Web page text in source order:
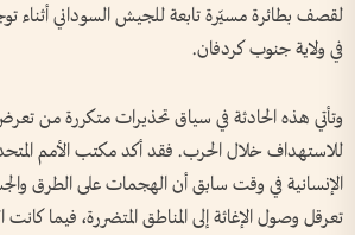
لقصف بطائرة مسيّرة تابعة للجيش السوداني أثناء
في ولاية جنوب كردفان.
وتأتي هذه الحادثة في سياق تحذيرات متكررة من تعرض
للاستهداف خلال الحرب. فقد أكد مكتب الأمم
الإنسانية في وقت سابق أن الهجمات على الطرق
تعرقل وصول الإغاثة إلى المناطق المتضررة، فيما كانت